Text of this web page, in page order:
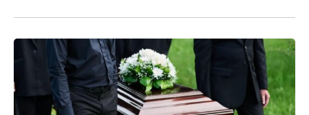
debido a los delitos...